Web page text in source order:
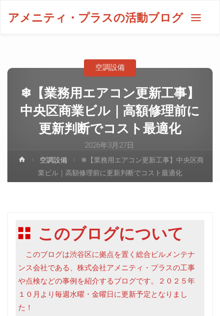
アメニティ・プラスの活動ブログ
❄【業務用エアコン更新工事】
中央区商業ビル｜高額修理前に
更新判断でコスト最適化
2026年3月27日
空調設備
空調設備
❄【業務用エアコン更新工事】中央区商
業ビル｜高額修理前に更新判断でコスト最適化
このブログについて
このブログは渋谷区に拠点を置く総合ビルメンテナ
ンス会社である、株式会社アメニティ・プラスの工事
や点検などの事例を紹介するブログです。２０２５年
１０月より毎週水曜・金曜日に更新予定となりまし
た！